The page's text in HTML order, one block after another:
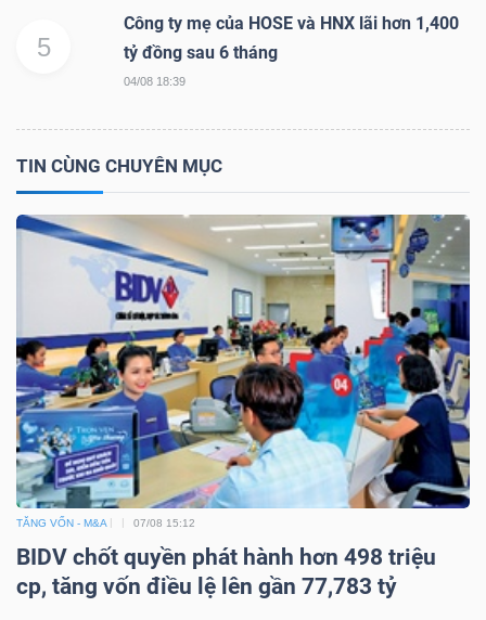
5
Công ty mẹ của HOSE và HNX lãi hơn 1,400
tỷ đồng sau 6 tháng
04/08 18:39
TIN CÙNG CHUYÊN MỤC
TĂNG VỐN - M&A 07/08 15:12
BIDV chốt quyền phát hành hơn 498 triệu
cp, tăng vốn điều lệ lên gần 77,783 tỷ
ĐỘNG
khoán
(-)
Cổ phiếu Chỉ số Chứng chỉ quỹ Chứng
Lãnh
đạo
(-)
Tất cả Người nội bộ Người liên quan Cổ đông lớn
Tin
tức
(-)